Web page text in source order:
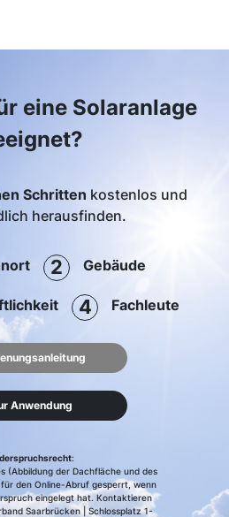
eine Solaranlage
Schritten kostenlos und
herausfinden.
2 Gebäude
4 Fachleute
Anwendung
:
(Abbildung der Dachfläche und des
den Online-Abruf gesperrt, wenn
eingelegt hat. Kontaktieren
Saarbrücken | Schlossplatz 1-